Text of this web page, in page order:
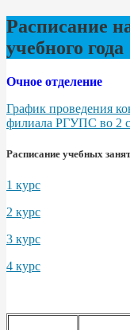
Расписание
учебного года
Очное отделение
График проведения
филиала РГУПС во 2
Расписание учебных
1 курс
2 курс
3 курс
4 курс